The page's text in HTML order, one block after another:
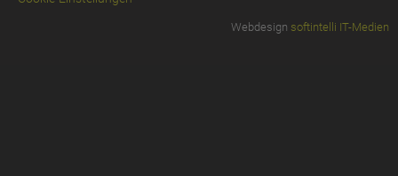
Webdesign softintelli IT-Medien